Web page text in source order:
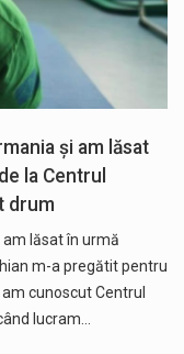
și am lăsat
la Centrul
drum
am lăsat în urmă
m-a pregătit pentru
cunoscut Centrul
lucram…